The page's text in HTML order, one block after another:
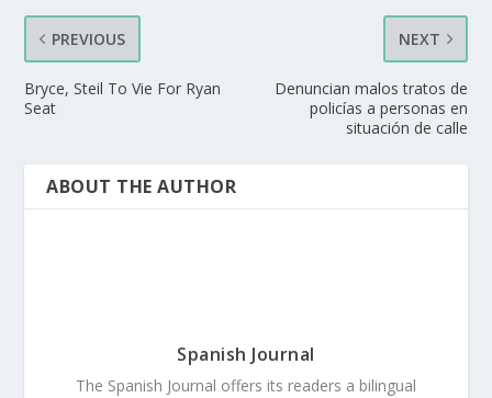
PREVIOUS
Bryce, Steil To Vie For Ryan
Seat
NEXT
Denuncian malos tratos de
policías a personas en
situación de calle
ABOUT THE AUTHOR
Spanish Journal
The Spanish Journal offers its readers a bilingual